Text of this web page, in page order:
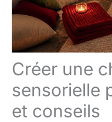
Créer une
sensorielle
et conseils